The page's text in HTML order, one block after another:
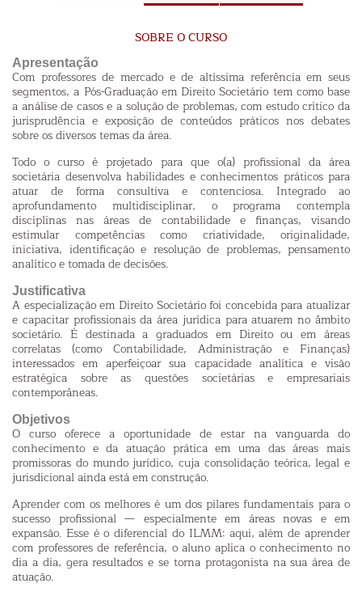
SOBRE O CURSO PROFESSORES
SOBRE O CURSO
Apresentação
Com professores de mercado e de altíssima referência em seus
segmentos, a Pós-Graduação em Direito Societário tem como base
a análise de casos e a solução de problemas, com estudo crítico da
jurisprudência e exposição de conteúdos práticos nos debates
sobre os diversos temas da área.
Todo o curso é projetado para que o(a) profissional da área
societária desenvolva habilidades e conhecimentos práticos para
atuar de forma consultiva e contenciosa. Integrado ao
aprofundamento multidisciplinar, o programa contempla
disciplinas nas áreas de contabilidade e finanças, visando
estimular competências como criatividade, originalidade,
iniciativa, identificação e resolução de problemas, pensamento
analítico e tomada de decisões.
Justificativa
A especialização em Direito Societário foi concebida para atualizar
e capacitar profissionais da área jurídica para atuarem no âmbito
societário. É destinada a graduados em Direito ou em áreas
correlatas (como Contabilidade, Administração e Finanças)
interessados em aperfeiçoar sua capacidade analítica e visão
estratégica sobre as questões societárias e empresariais
contemporâneas.
Objetivos
O curso oferece a oportunidade de estar na vanguarda do
conhecimento e da atuação prática em uma das áreas mais
promissoras do mundo jurídico, cuja consolidação teórica, legal e
jurisdicional ainda está em construção.
Aprender com os melhores é um dos pilares fundamentais para o
sucesso profissional — especialmente em áreas novas e em
expansão. Esse é o diferencial do ILMM: aqui, além de aprender
com professores de referência, o aluno aplica o conhecimento no
dia a dia, gera resultados e se torna protagonista na sua área de
atuação.